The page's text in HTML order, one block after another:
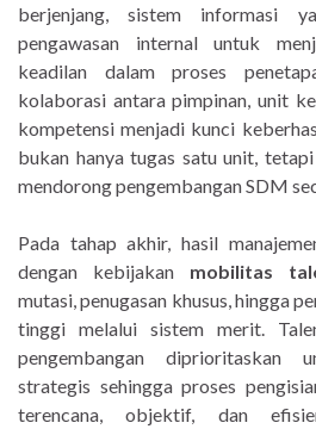
berjenjang, sistem informasi
pengawasan internal untuk
keadilan dalam proses
kolaborasi antara pimpinan, unit
kompetensi menjadi kunci
bukan hanya tugas satu unit,
mendorong pengembangan SDM
Pada tahap akhir, hasil
dengan kebijakan mobilitas
mutasi, penugasan khusus, hingga
tinggi melalui sistem merit.
pengembangan diprioritaskan
strategis sehingga proses
terencana, objektif, dan